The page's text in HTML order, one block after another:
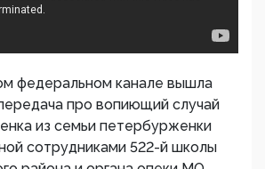
федеральном канале вышла
про вопиющий случай
из семьи петербурженки
сотрудниками 522-й школы